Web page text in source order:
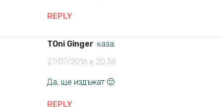
REPLY
TOni Ginger каза:
27/07/2016 в 20:38
Да, ще издъжат 🙂
REPLY